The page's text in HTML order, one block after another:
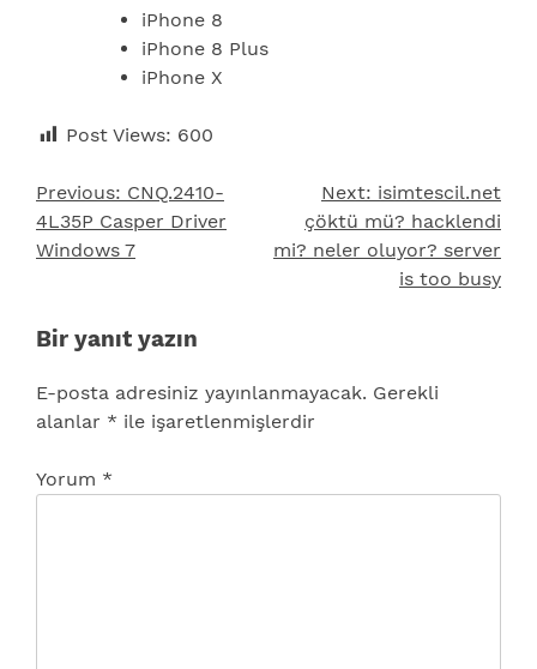
iPhone 8
iPhone 8 Plus
iPhone X
Post Views: 600
Yazı
gezinmesi
Previous: CNQ.2410-
4L35P Casper Driver
Windows 7
Next: isimtescil.net
çöktü mü? hacklendi
mi? neler oluyor? server
is too busy
Bir yanıt yazın
E-posta adresiniz yayınlanmayacak. Gerekli
alanlar * ile işaretlenmişlerdir
Yorum *